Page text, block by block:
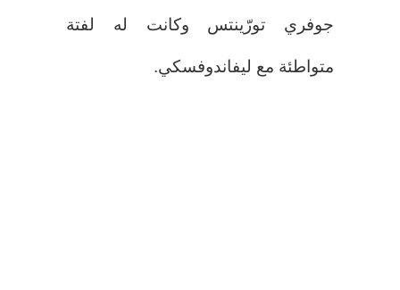
جوفري تورّينتس وكانت له لفتة
متواطئة مع ليفاندوفسكي.